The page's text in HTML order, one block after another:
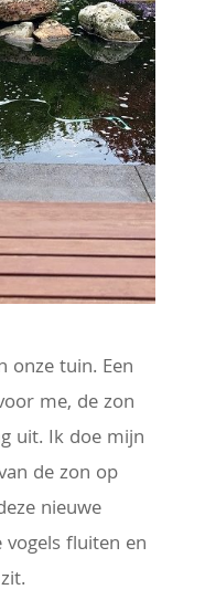
onze tuin. Een
me, de zon
uit. Ik doe mijn
de zon op
nieuwe
fluiten en